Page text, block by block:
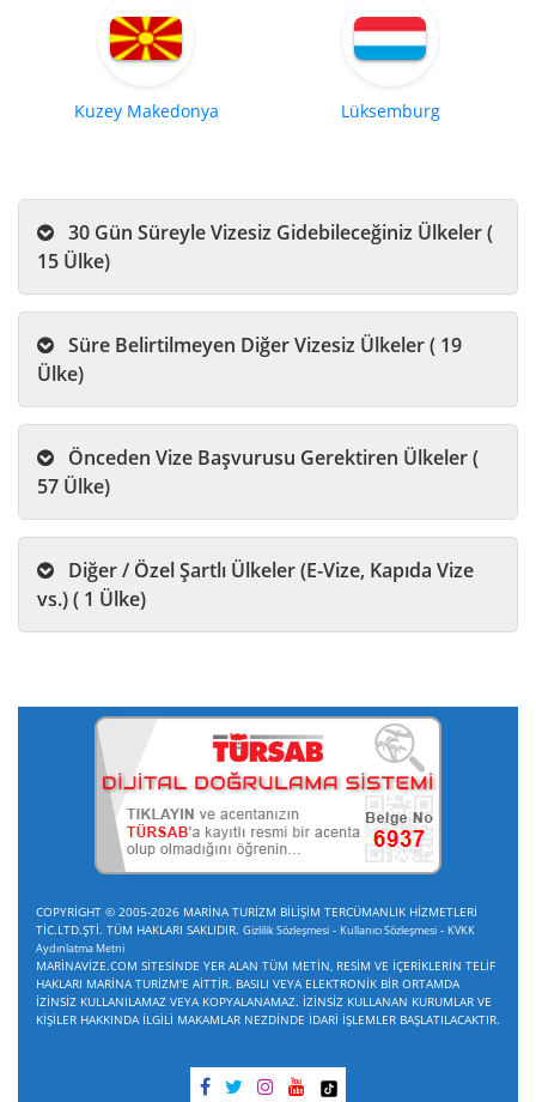
Kuzey Makedonya Lüksemburg
15 Ülke)
Ülke)
57 Ülke)
vs.) ( 1 Ülke)
COPYRİGHT © 2005-2026 MARİNA TURİZM BİLİŞİM TERCÜMANLIK HİZMETLERİ
TİC.LTD.ŞTİ. TÜM HAKLARI SAKLIDIR. Gizlilik Sözleşmesi - Kullanıcı Sözleşmesi - KVKK
Aydınlatma Metni
MARİNAVİZE.COM SİTESİNDE YER ALAN TÜM METİN, RESİM VE İÇERİKLERİN TELİF
HAKLARI MARİNA TURİZM'E AİTTİR. BASILI VEYA ELEKTRONİK BİR ORTAMDA
İZİNSİZ KULLANILAMAZ VEYA KOPYALANAMAZ. İZİNSİZ KULLANAN KURUMLAR VE
KİŞİLER HAKKINDA İLGİLİ MAKAMLAR NEZDİNDE İDARİ İŞLEMLER BAŞLATILACAKTIR.